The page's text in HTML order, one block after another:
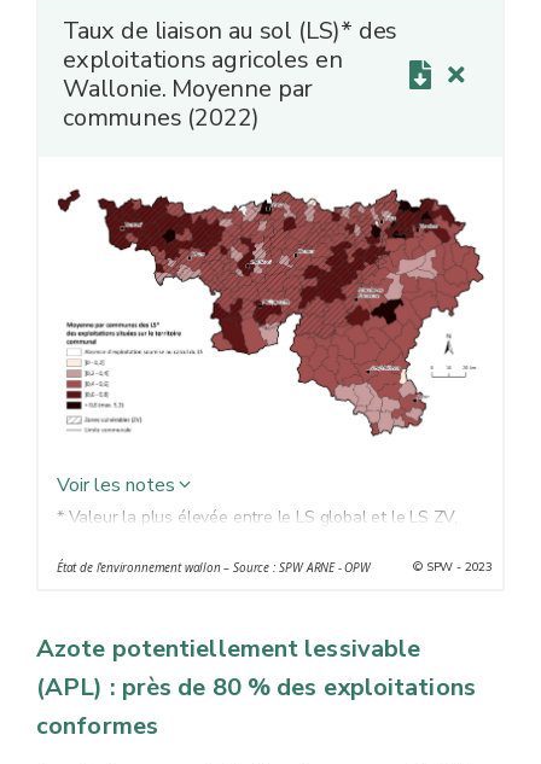
Taux de liaison au sol (LS)* des
exploitations agricoles en
Wallonie. Moyenne par
communes (2022)
Voir les notes
* Valeur la plus élevée entre le LS global et le LS ZV,
organique produit et importé) et hors exploitations hors
État de l'environnement wallon – Source : SPW ARNE - OPW © SPW - 2023
Azote potentiellement lessivable
(APL) : près de 80 % des exploitations
conformes